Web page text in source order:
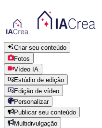
Criar seu conteúdo
Fotos
Vídeo IA
Estúdio de edição
Edição de vídeo
Personalizar
Publicar seu conteúdo
Multidivulgação